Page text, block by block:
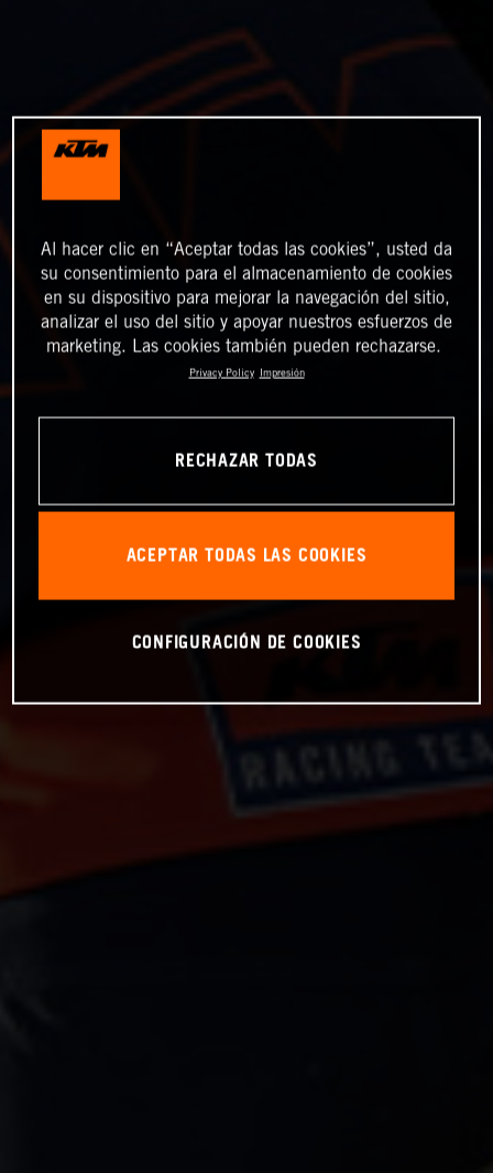
Al hacer clic en “Aceptar todas las cookies”, usted da
su consentimiento para el almacenamiento de cookies
en su dispositivo para mejorar la navegación del sitio,
analizar el uso del sitio y apoyar nuestros esfuerzos de
marketing. Las cookies también pueden rechazarse.
Privacy Policy Impresión
RECHAZAR TODAS
ACEPTAR TODAS LAS COOKIES
CONFIGURACIÓN DE COOKIES